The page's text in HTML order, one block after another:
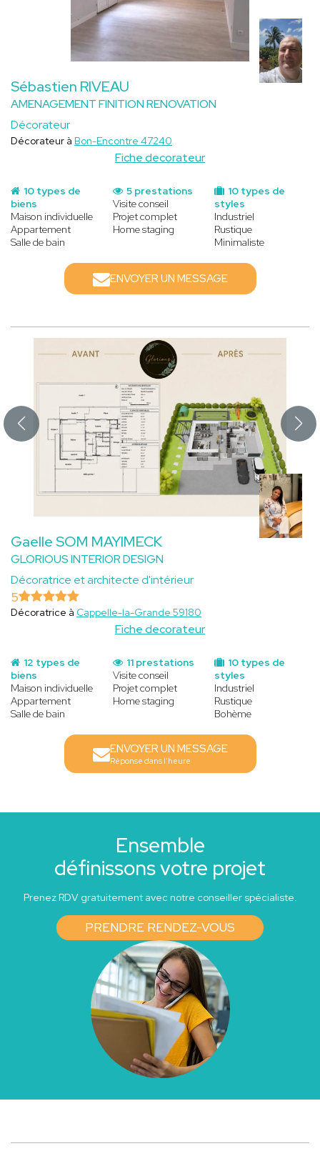
Sébastien RIVEAU
AMENAGEMENT FINITION RENOVATION
Décorateur
Fiche decorateur
Décorateur à Bon-Encontre 47240
10 types de
biens
Maison individuelle
Appartement
Salle de bain
10 types de
styles
Industriel
Rustique
Minimaliste
5 prestations
Visite conseil
Projet complet
Home staging
ENVOYER UN MESSAGE
Gaelle SOM MAYIMECK
GLORIOUS INTERIOR DESIGN
Décoratrice et architecte d'intérieur
Fiche decorateur
5
Décoratrice à Cappelle-la-Grande 59180
12 types de
biens
Maison individuelle
Appartement
Salle de bain
10 types de
styles
Industriel
Rustique
Bohème
11 prestations
Visite conseil
Projet complet
Home staging
ENVOYER UN MESSAGE
Réponse dans l'heure
Ensemble
définissons votre projet
Prenez RDV gratuitement avec notre conseiller spécialiste.
PRENDRE RENDEZ-VOUS